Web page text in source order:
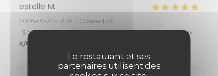
Le restaurant et ses
partenaires utilisent des
estelle M
2026-07-22 - 12:30 - Couverts 6
Service
Qualité / Prix :
5/5